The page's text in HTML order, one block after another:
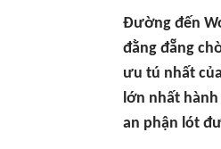
Đường đến
đằng đẵng
ưu tú nhất
lớn nhất
an phận lót